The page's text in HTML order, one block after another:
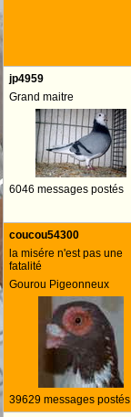
jp4959
Grand maitre
6046 messages postés
coucou54300
la misére n'est pas une
fatalité
Gourou Pigeonneux
39629 messages postés